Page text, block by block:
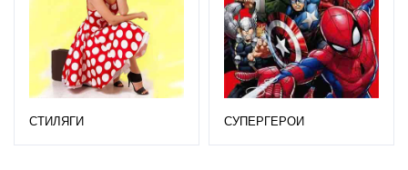
СТИЛЯГИ СУПЕРГЕРОИ